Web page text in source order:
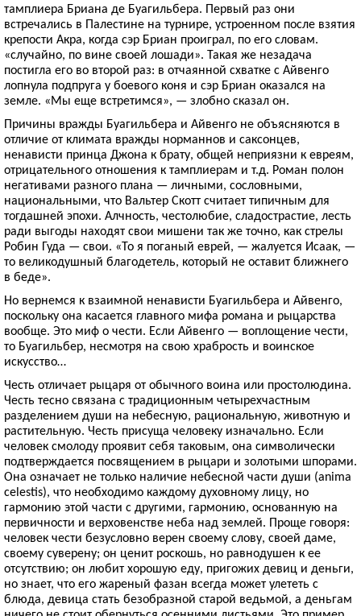
тамплиера Бриана де Буагильбера. Первый раз они
встречались в Палестине на турнире, устроенном после взятия
крепости Акра, когда сэр Бриан проиграл, по его словам.
«случайно, по вине своей лошади». Такая же незадача
постигла его во второй раз: в отчаянной схватке с Айвенго
лопнула подпруга у боевого коня и сэр Бриан оказался на
земле. «Мы еще встретимся», — злобно сказал он.
Причины вражды Буагильбера и Айвенго не объясняются в
отличие от климата вражды норманнов и саксонцев,
ненависти принца Джона к брату, общей неприязни к евреям,
отрицательного отношения к тамплиерам и т.д. Роман полон
негативами разного плана — личными, сословными,
национальными, что Вальтер Скотт считает типичным для
тогдашней эпохи. Алчность, честолюбие, сладострастие, лесть
ради выгоды находят свои мишени так же точно, как стрелы
Робин Гуда — свои. «То я поганый еврей, — жалуется Исаак, —
то великодушный благодетель, который не оставит ближнего
в беде».
Но вернемся к взаимной ненависти Буагильбера и Айвенго,
поскольку она касается главного мифа романа и рыцарства
вообще. Это миф о чести. Если Айвенго — воплощение чести,
то Буагильбер, несмотря на свою храбрость и воинское
искусство…
Честь отличает рыцаря от обычного воина или простолюдина.
Честь тесно связана с традиционным четырехчастным
разделением души на небесную, рациональную, животную и
растительную. Честь присуща человеку изначально. Если
человек смолоду проявит себя таковым, она символически
подтверждается посвящением в рыцари и золотыми шпорами.
Она означает не только наличие небесной части души (anima
celestis), что необходимо каждому духовному лицу, но
гармонию этой части с другими, гармонию, основанную на
первичности и верховенстве неба над землей. Проще говоря:
человек чести безусловно верен своему слову, своей даме,
своему суверену; он ценит роскошь, но равнодушен к ее
отсутствию; он любит хорошую еду, пригожих девиц и деньги,
но знает, что его жареный фазан всегда может улететь с
блюда, девица стать безобразной старой ведьмой, а деньгам